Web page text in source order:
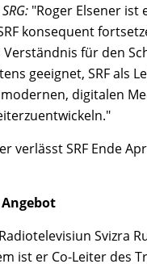
"Roger Elsener
konsequent
für den
geeignet, SRF als
digitalen
verlässt SRF Ende
Svizra
ist er Co-Leiter des